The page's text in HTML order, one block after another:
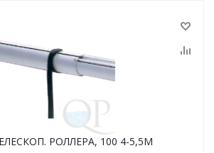
ТРУБА ТЕЛЕСКОП. РОЛЛЕРА, 100 4-5,5M